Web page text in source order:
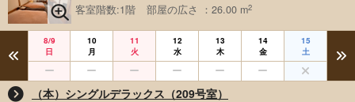
客室階数:1階 部屋の広さ ：26.00 m2
8/9
日
10
月
11
火
12
水
13
木
14
金
15
土
（本）シングルデラックス（209号室）